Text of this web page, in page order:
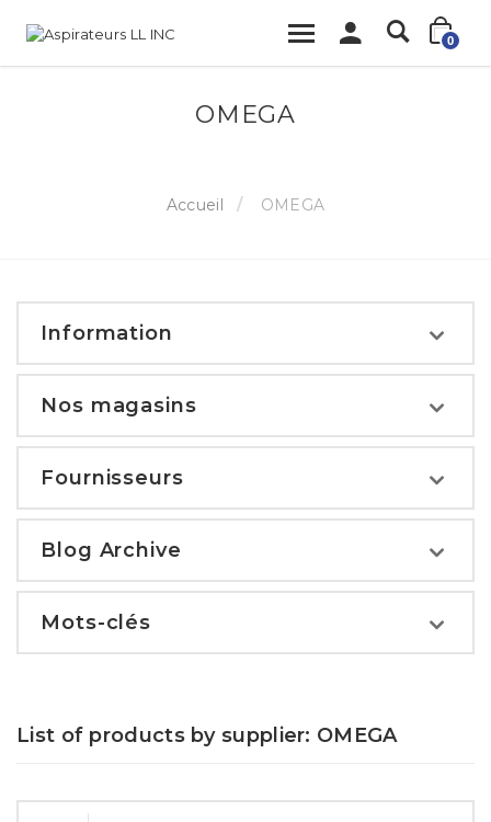
0
OMEGA
Accueil OMEGA
Information
Nos magasins
Fournisseurs
Blog Archive
Mots-clés
List of products by supplier: OMEGA